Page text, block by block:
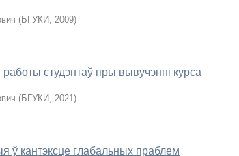
(БГУКИ, 2009)
студэнтаў пры вывучэнні курса
(БГУКИ, 2021)
ў кантэксце глабальных праблем